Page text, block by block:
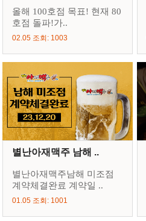
올해 100호점 목표! 현재 80
호점 돌파!가..
02.05 조회: 1003
별난아재맥주 남해 ..
별난아재맥주남해 미조점
계약체결완료 계약일 ..
01.05 조회: 1001